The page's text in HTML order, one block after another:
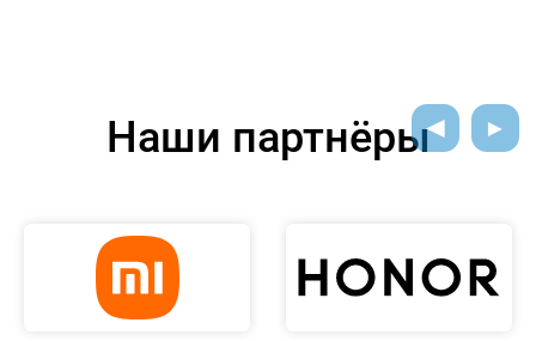
Наши партнёры